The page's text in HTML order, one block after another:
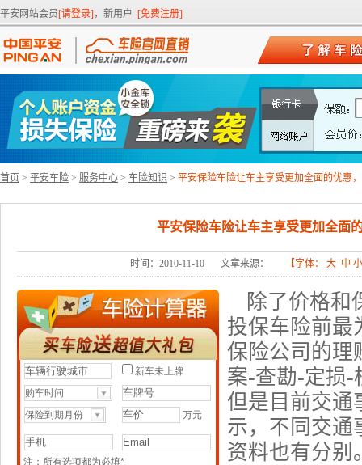
平安网站会员[请登录] ，新用户 [免费注册]
首页 > 平安车险 > 服务中心 > 车险知识 > 平安保险车险让车主享受更加全面的优惠
平安保险车险让车主享受更加全面
时间：2010-11-10 文章来源： 【字体： 大 中 小
除了价格和
投保车险前最
保险公司的理
案-查勘-定损-
但是目前交通
示，不同交通
资料也有分别